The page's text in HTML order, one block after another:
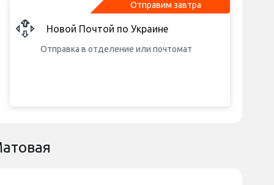
Отправим завтра
Новой Почтой по Украине
Отправка в отделение или почтомат